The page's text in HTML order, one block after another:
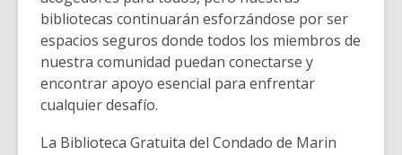
bibliotecas continuarán esforzándose por ser
espacios seguros donde todos los miembros de
nuestra comunidad puedan conectarse y
encontrar apoyo esencial para enfrentar
cualquier desafío.
La Biblioteca Gratuita del Condado de Marin